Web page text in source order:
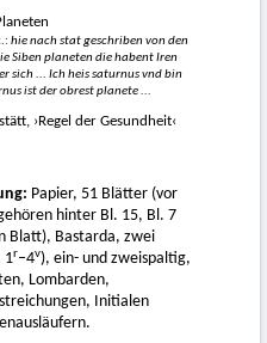
hie nach stat geschriben von den
Siben planeten die habent Iren
sich ... Ich heis saturnus vnd bin
ist der obrest planete ...
›Regel der Gesundheit‹
Papier, 51 Blätter (vor
hinter Bl. 15, Bl. 7
Blatt), Bastarda, zwei
1r–4v), ein- und zweispaltig,
Lombarden,
Initialen